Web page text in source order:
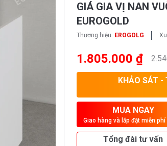
GIÁ GIA VỊ NAN
EUROGOLD
Thương hiệu EROGOLG |
1.805.000 ₫
KHẢO SÁT
MUA NGAY
Giao hàng và lắp đặt miễn phí
Tổng đài tư vấn